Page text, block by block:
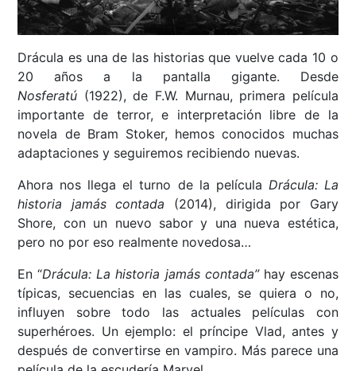
Drácula es una de las historias que vuelve cada 10 o
20 años a la pantalla gigante. Desde
Nosferatú (1922), de F.W. Murnau, primera película
importante de terror, e interpretación libre de la
novela de Bram Stoker, hemos conocidos muchas
adaptaciones y seguiremos recibiendo nuevas.
Ahora nos llega el turno de la película Drácula: La
historia jamás contada (2014), dirigida por Gary
Shore, con un nuevo sabor y una nueva estética,
pero no por eso realmente novedosa…
En “Drácula: La historia jamás contada”hay escenas
típicas, secuencias en las cuales, se quiera o no,
influyen sobre todo las actuales películas con
superhéroes. Un ejemplo: el príncipe Vlad, antes y
después de convertirse en vampiro. Más parece una